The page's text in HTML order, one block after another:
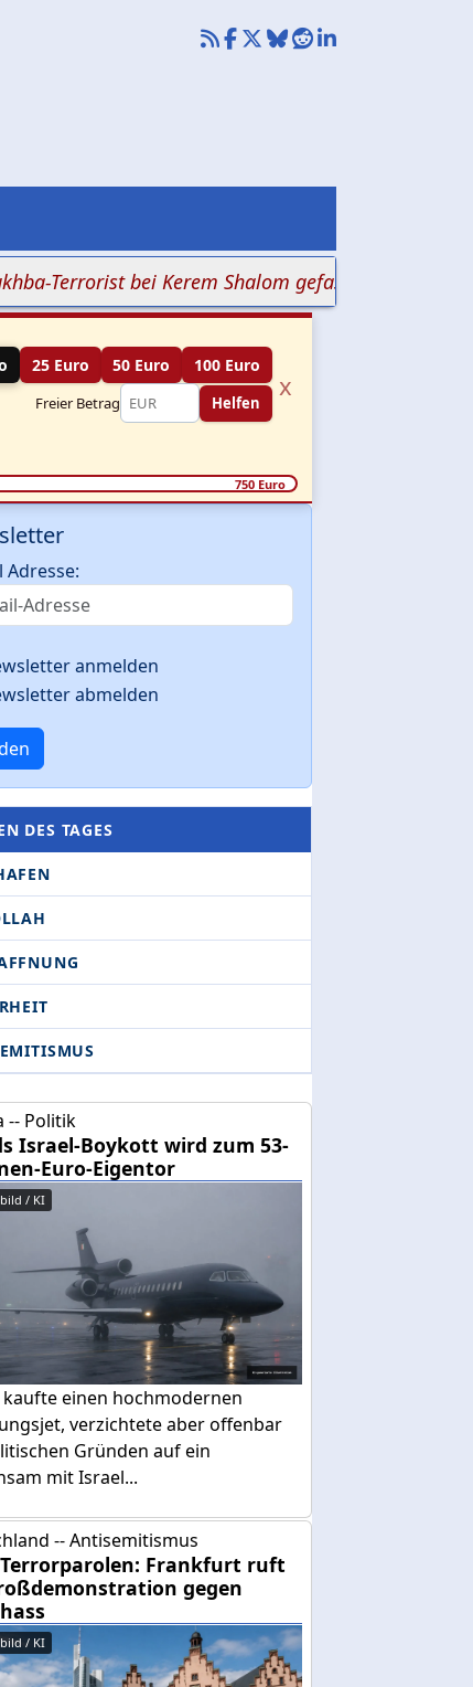
bei Kerem Shalom gefasst +++ Teheran
25 Euro 50 Euro 100 Euro
Freier Betrag Helfen
x
750 Euro
Adresse:
anmelden
abmelden
DES TAGES
-- Politik
Israel-Boykott wird zum 53-
Euro-Eigentor
/ KI
einen hochmodernen
verzichtete aber offenbar
Gründen auf ein
mit Israel...
-- Antisemitismus
Frankfurt ruft
gegen
/ KI